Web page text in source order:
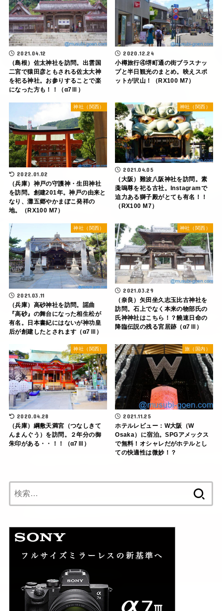
2021.04.12
（島根）佐太神社を訪問。出雲国
二宮で猿田彦ともされる佐太大神
を祀る神社。お参りすることで楽
になった方も！！（α7Ⅲ）
2020.12.24
小樽旅行④堺町通の街ブラスナッ
プと半日観光のまとめ。映えスポ
ットが沢山！（RX100 M7）
神社（関西）
2022.01.02
（兵庫）神戸の守護神・生田神社
を訪問。創建201年。神戸の由来と
なり、灘五郷やかまぼこ発祥の
地。（RX100 M7）
神社（関西）
2021.04.05
（大阪）難波八阪神社を訪問。素
戔嗚尊を祀る古社。Instagramで
迫力ある獅子殿がとても有名！！
（RX100 M7）
神社（関西）
2021.03.11
（兵庫）高砂神社を訪問。謡曲
『高砂』の舞台になった相生松が
有名。日本書紀にはないが神功皇
后が創建したとされます（α7Ⅲ）
神社（関西）
2021.03.29
（奈良）矢田坐久志玉比古神社を
訪問。石上でなく本来の物部氏の
氏神神社はこちら！？饒速日命の
降臨伝説の残る宮居跡（α7Ⅲ）
神社（関西）
2020.04.28
（兵庫）綱敷天満宮（つなしきて
んまんぐう）を訪問。２年分の御
朱印がある・・！！（α7Ⅲ）
旅（国内）
2021.11.25
ホテルレビュー：W大阪（W
Osaka）に宿泊。SPGアメックス
で無料！オシャレだがホテルとし
ての快適性は微妙！？
索: